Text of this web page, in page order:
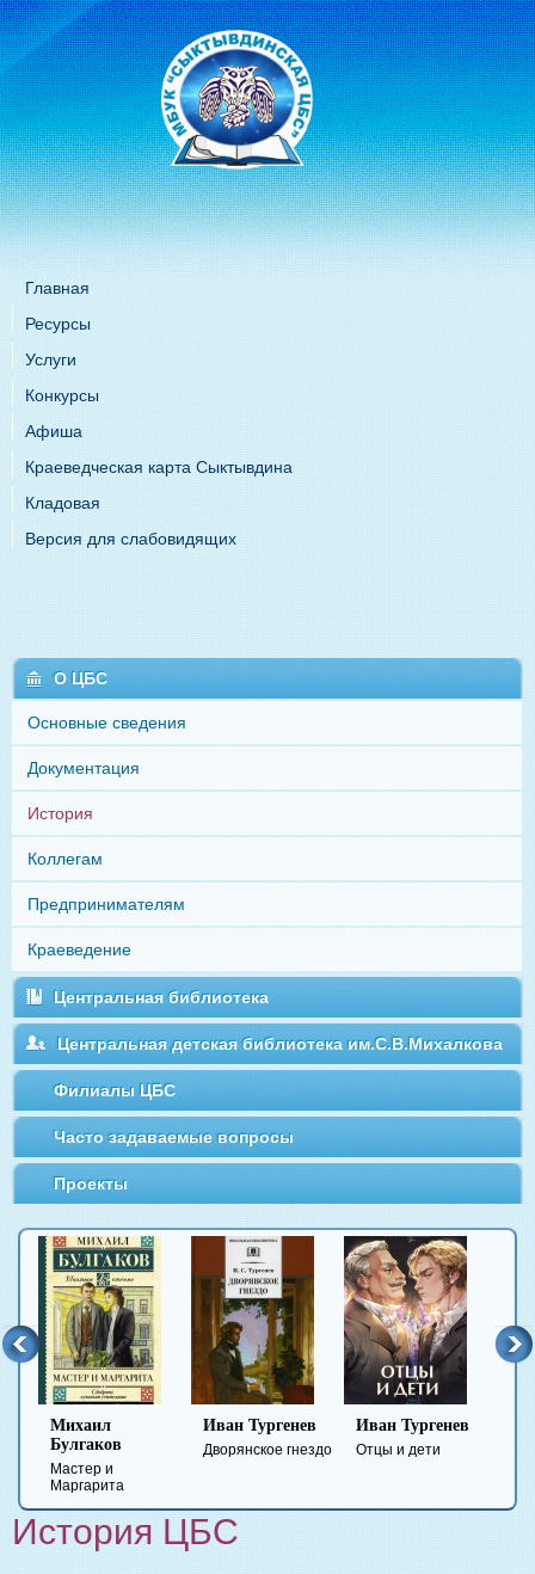
Главная
Ресурсы
Услуги
Конкурсы
Афиша
Краеведческая карта Сыктывдина
Кладовая
Версия для слабовидящих
О ЦБС
Основные сведения
Документация
История
Коллегам
Предпринимателям
Краеведение
Центральная библиотека
Центральная детская библиотека им.С.В.Михалкова
Филиалы ЦБС
Часто задаваемые вопросы
Проекты
Иван Тургенев
Дворянское гнездо
Иван Тургенев
Отцы и дети
Федор
Достоевский
История ЦБС